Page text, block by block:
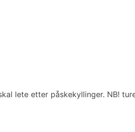
lete etter påskekyllinger. NB!